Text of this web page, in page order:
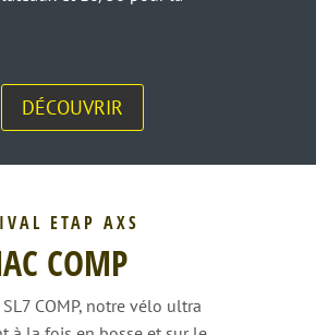
DÉCOUVRIR
ETAP AXS
COMP
SL7 COMP, notre vélo ultra